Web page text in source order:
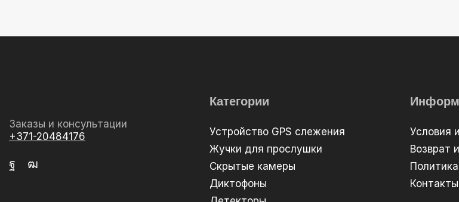
Заказы и консультации
+371-20484176
Категории
Устройство GPS слежения
Жучки для прослушки
Скрытые камеры
Диктофоны
Условия
Возврат
Контакты